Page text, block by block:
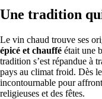
Une tradition
Le vin chaud trouve ses
épicé et chauffé était une
tradition s’est répandue à
pays au climat froid. Dès
incontournable pour
religieuses et des fêtes.